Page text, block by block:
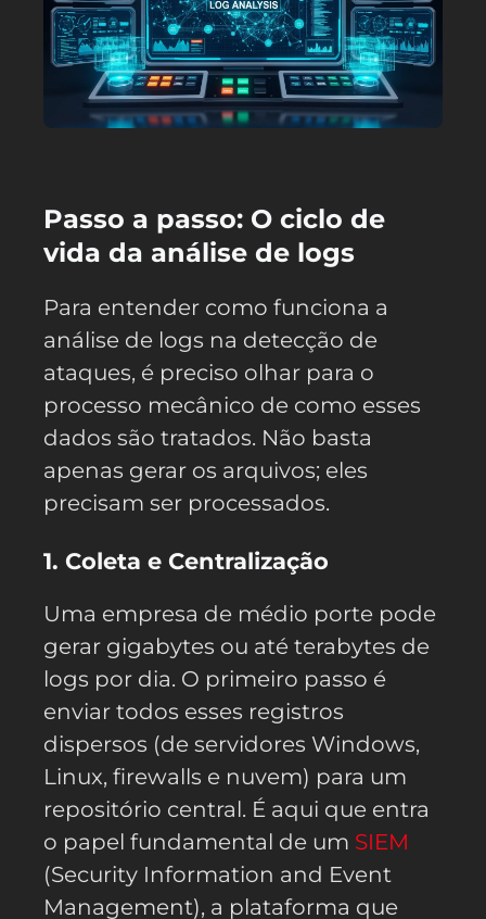
Passo a passo: O ciclo de
vida da análise de logs
Para entender como funciona a
análise de logs na detecção de
ataques, é preciso olhar para o
processo mecânico de como esses
dados são tratados. Não basta
apenas gerar os arquivos; eles
precisam ser processados.
1. Coleta e Centralização
Uma empresa de médio porte pode
gerar gigabytes ou até terabytes de
logs por dia. O primeiro passo é
enviar todos esses registros
dispersos (de servidores Windows,
Linux, firewalls e nuvem) para um
repositório central. É aqui que entra
o papel fundamental de um SIEM
(Security Information and Event
Management), a plataforma que